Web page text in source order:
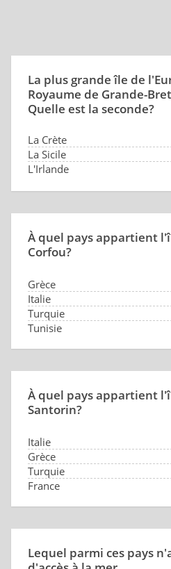
La plus grande île de
Royaume de Grande-
Quelle est la seconde?
La Crète
La Sicile
L'Irlande
À quel pays appartient
Corfou?
Grèce
Italie
Turquie
Tunisie
À quel pays appartient
Santorin?
Italie
Grèce
Turquie
France
Lequel parmi ces pays